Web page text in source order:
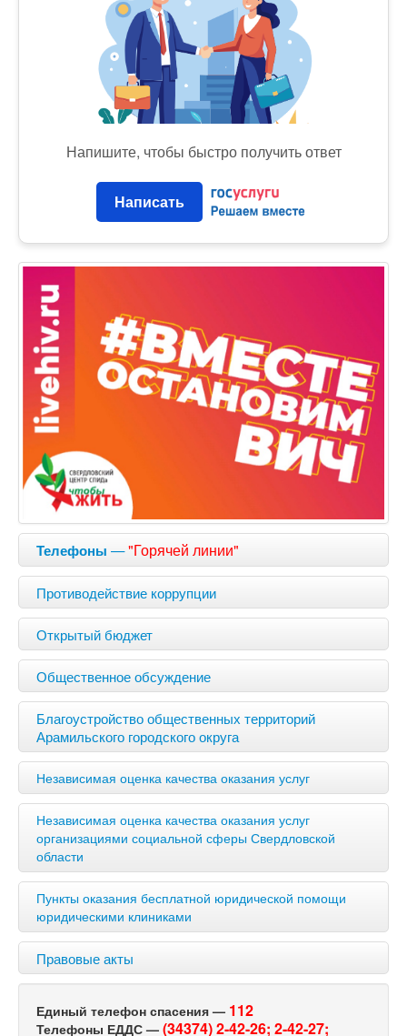
Напишите, чтобы быстро получить ответ
Написать
Телефоны —"Горячей линии"
Противодействие коррупции
Открытый бюджет
Общественное обсуждение
Благоустройство общественных территорий
Арамильского городского округа
Независимая оценка качества оказания услуг
Независимая оценка качества оказания услуг
организациями социальной сферы Свердловской
области
Пункты оказания бесплатной юридической помощи
юридическими клиниками
Правовые акты
Единый телефон спасения — 112
Телефоны ЕДДС — (34374) 2-42-26; 2-42-27;